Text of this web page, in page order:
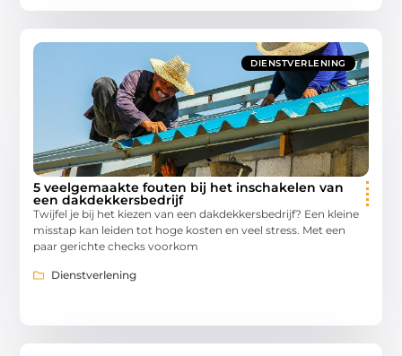
DIENSTVERLENING
5 veelgemaakte fouten bij het inschakelen van
een dakdekkersbedrijf
Twijfel je bij het kiezen van een dakdekkersbedrijf? Een kleine
misstap kan leiden tot hoge kosten en veel stress. Met een
paar gerichte checks voorkom
Dienstverlening